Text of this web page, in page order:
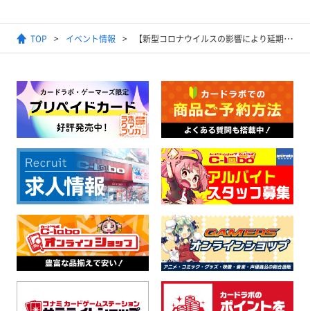
TOP イベント情報 【新型コロナウイルスの影響により延期いたします】「Card Jockey」「うちゅうのはじまり」ラバー製プレイマットをご用意！WIXOSS ラボツアー2021 WINTER 3月13日～14日 全国のカードラボで開催！